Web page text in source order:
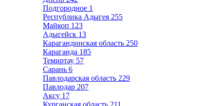
Подгородное 1
Республика Адыгея 255
Майкоп 123
Адыгейск 13
Карагандинская область 250
Караганда 185
Темиртау 57
Сарань 6
Павлодарская область 229
Павлодар 207
Аксу 17
Курганская область 211